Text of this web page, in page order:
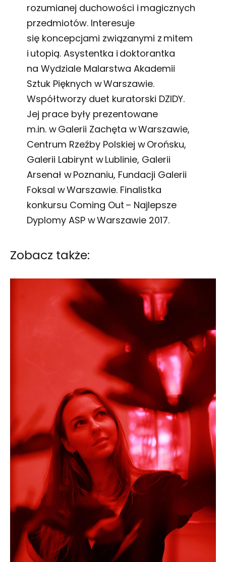
rozumianej duchowości i magicznych
przedmiotów. Interesuje
się koncepcjami związanymi z mitem
i utopią. Asystentka i doktorantka
na Wydziale Malarstwa Akademii
Sztuk Pięknych w Warszawie.
Współtworzy duet kuratorski DZIDY.
Jej prace były prezentowane
m.in. w Galerii Zachęta w Warszawie,
Centrum Rzeźby Polskiej w Orońsku,
Galerii Labirynt w Lublinie, Galerii
Arsenał w Poznaniu, Fundacji Galerii
Foksal w Warszawie. Finalistka
konkursu Coming Out – Najlepsze
Dyplomy ASP w Warszawie 2017.
Zobacz także: